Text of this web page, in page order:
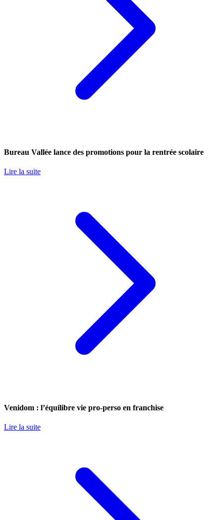
Bureau Vallée lance des promotions pour la rentrée scolaire
Lire la suite
Venidom : l’équilibre vie pro-perso en franchise
Lire la suite